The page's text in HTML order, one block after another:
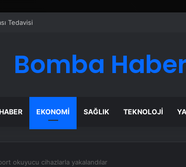
Bomba
EKONOMI SAĞLIK TEKNOLOJI
okuyucu cihazlarla yakalandılar